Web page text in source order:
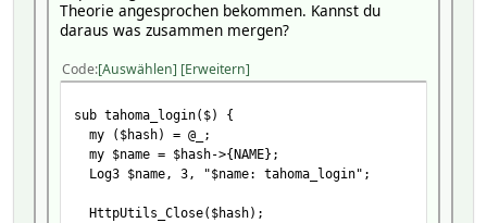
HttpUtils_NonblockingGet({
noshutdown => 1,
hash => $hash,
url => $token_url,
headers => \%token_headers,
callback => \&tahoma_handle_token_response,
nonblocking => 1,
Theorie angesprochen bekommen. Kannst du
daraus was zusammen mergen?
Code Auswählen Erweitern
sub tahoma_login($) {
my ($hash) = @_;
my $name = $hash->{NAME};
Log3 $name, 3, "$name: tahoma_login";
HttpUtils_Close($hash);